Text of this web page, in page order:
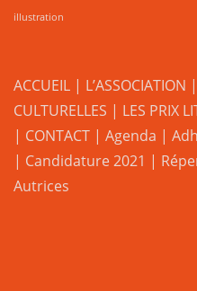
illustration
ACCUEIL | L’ASSOCIATION |
CULTURELLES | LES PRIX
| CONTACT | Agenda |
| Candidature 2021 |
Autrices